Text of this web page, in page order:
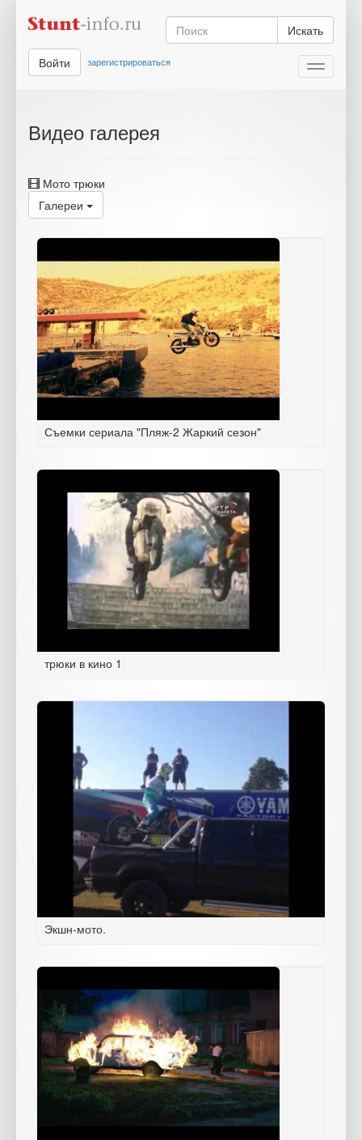
Искать
Toggle
Войти зарегистрироваться
Видео галерея
Мото трюки
Галереи
Съемки сериала "Пляж-2 Жаркий сезон"
трюки в кино 1
Экшн-мото.